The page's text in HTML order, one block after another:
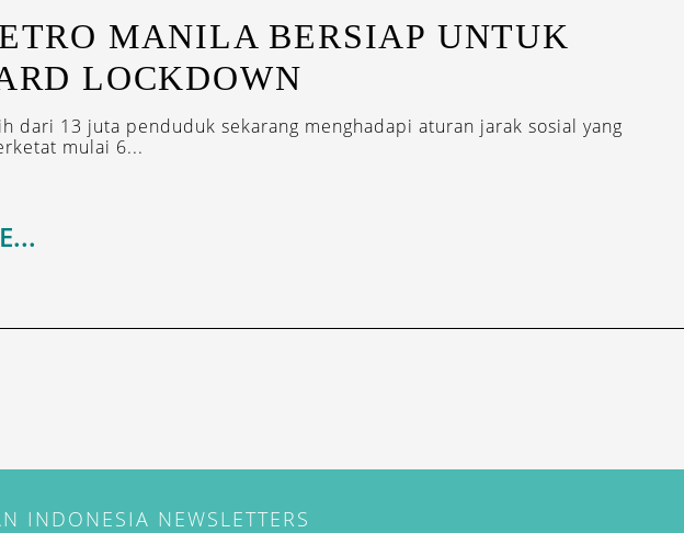
MANILA BERSIAP UNTUK
LOCKDOWN
dari 13 juta penduduk sekarang menghadapi aturan jarak sosial yang
mulai 6...
INDONESIA NEWSLETTERS